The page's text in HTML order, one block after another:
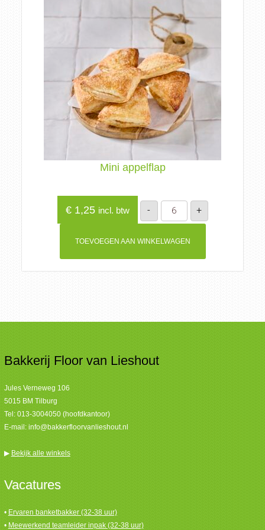
Mini appelflap
€1,25 incl. btw -
Mini
appelflap
aantal
+
TOEVOEGEN AAN WINKELWAGEN
Bakkerij Floor van Lieshout
Jules Verneweg 106
5015 BM Tilburg
Tel: 013-3004050 (hoofdkantoor)
E-mail: info@bakkerfloorvanlieshout.nl
▶ Bekijk alle winkels
Vacatures
• Ervaren banketbakker (32-38 uur)
• Meewerkend teamleider inpak (32-38 uur)